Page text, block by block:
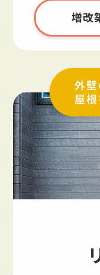
増改
外壁
屋